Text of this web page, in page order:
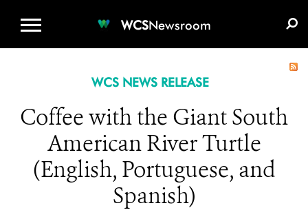
WCSNewsroom
WCS NEWS RELEASE
Coffee with the Giant South
American River Turtle
(English, Portuguese, and
Spanish)